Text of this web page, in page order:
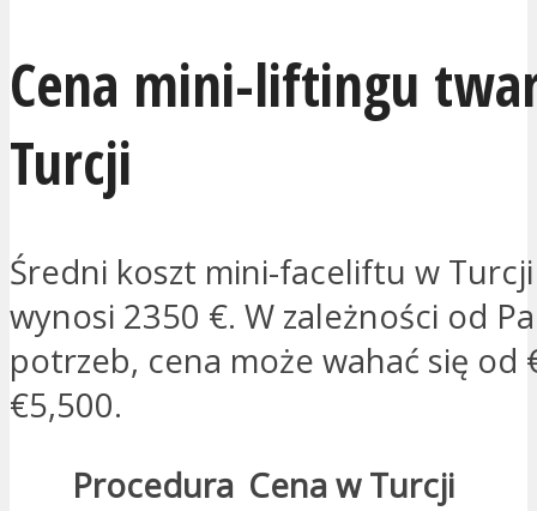
Cena mini-liftingu
Turcji
Średni koszt mini-faceliftu w
wynosi 2350 €. W zależności od
potrzeb, cena może wahać się od
€5,500.
Procedura Cena w Turcji